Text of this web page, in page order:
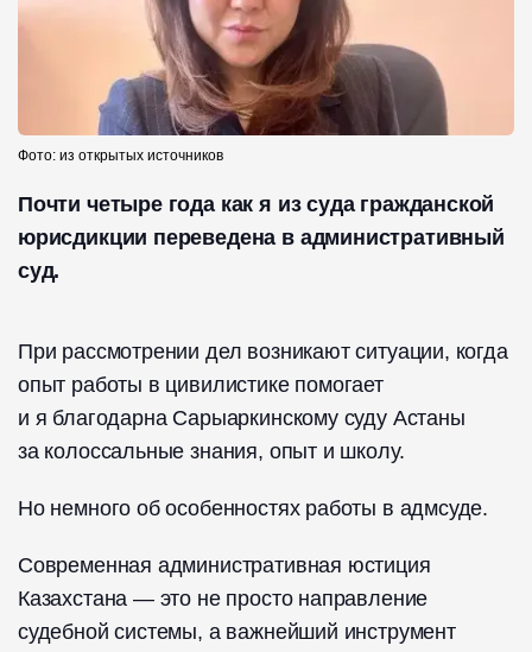
Фото: из открытых источников
Почти четыре года как я из суда гражданской
юрисдикции переведена в административный
суд.
При рассмотрении дел возникают ситуации, когда
опыт работы в цивилистике помогает
и я благодарна Сарыаркинскому суду Астаны
за колоссальные знания, опыт и школу.
Но немного об особенностях работы в адмсуде.
Современная административная юстиция
Казахстана — это не просто направление
судебной системы, а важнейший инструмент